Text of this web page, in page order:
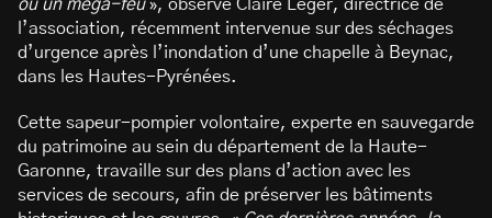
ou un méga-feu», observe Claire Leger, directrice de
l’association, récemment intervenue sur des séchages
d’urgence après l’inondation d’une chapelle à Beynac,
dans les Hautes-Pyrénées.
Cette sapeur-pompier volontaire, experte en sauvegarde
du patrimoine au sein du département de la Haute-
Garonne, travaille sur des plans d’action avec les
services de secours, afin de préserver les bâtiments